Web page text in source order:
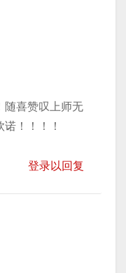
随喜赞叹上师无
！！！！
登录以回复